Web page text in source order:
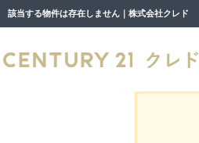
該当する物件は存在しません｜株式会社クレド